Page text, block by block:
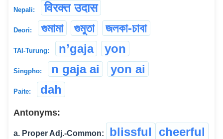
Nepali: विरक्त उदास
Deori: গুমামা গুমুতা জলকা-চাবা
TAI-Turung: n’gaja yon
Singpho: n gaja ai yon ai
Paite: dah
Antonyms:
a. Proper Adj.-Common: blissful
cheerful